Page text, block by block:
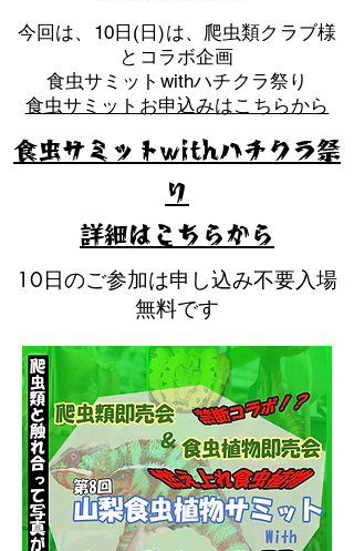
​今回は、10日(日)は、爬虫類クラブ様
とコラボ企画
​食虫サミットwithハチクラ祭り
食虫サミットお申込みはこちらから
10日のご参加は申し込み不要入場
無料です
食虫サミットwithハチクラ祭
り
​詳細はこちらから